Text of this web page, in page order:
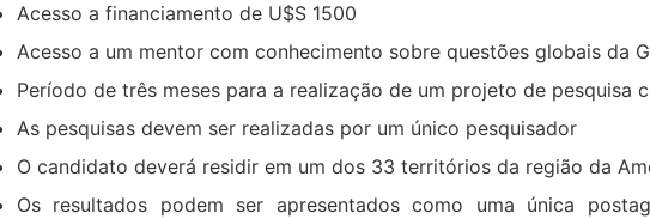
Acesso a financiamento de U$S 1500
Acesso a um mentor com conhecimento sobre questões globais da
Período de três meses para a realização de um projeto de pesquisa
As pesquisas devem ser realizadas por um único pesquisador
O candidato deverá residir em um dos 33 territórios da região da
Os resultados podem ser apresentados como uma única